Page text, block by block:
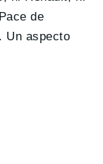
de
Un aspecto